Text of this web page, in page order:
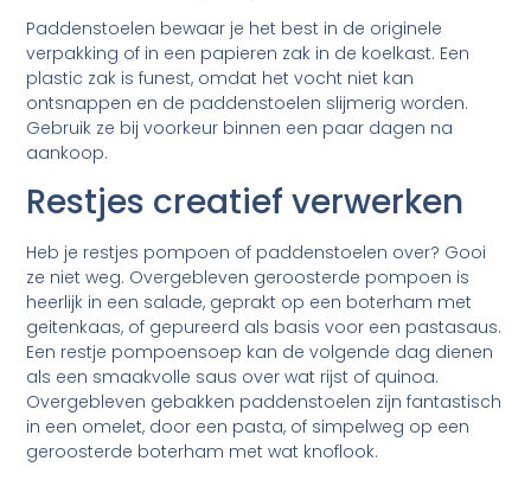
Paddenstoelen bewaar je het best in de originele
verpakking of in een papieren zak in de koelkast. Een
plastic zak is funest, omdat het vocht niet kan
ontsnappen en de paddenstoelen slijmerig worden.
Gebruik ze bij voorkeur binnen een paar dagen na
aankoop.
Restjes creatief verwerken
Heb je restjes pompoen of paddenstoelen over? Gooi
ze niet weg. Overgebleven geroosterde pompoen is
heerlijk in een salade, geprakt op een boterham met
geitenkaas, of gepureerd als basis voor een pastasaus.
Een restje pompoensoep kan de volgende dag dienen
als een smaakvolle saus over wat rijst of quinoa.
Overgebleven gebakken paddenstoelen zijn fantastisch
in een omelet, door een pasta, of simpelweg op een
geroosterde boterham met wat knoflook.